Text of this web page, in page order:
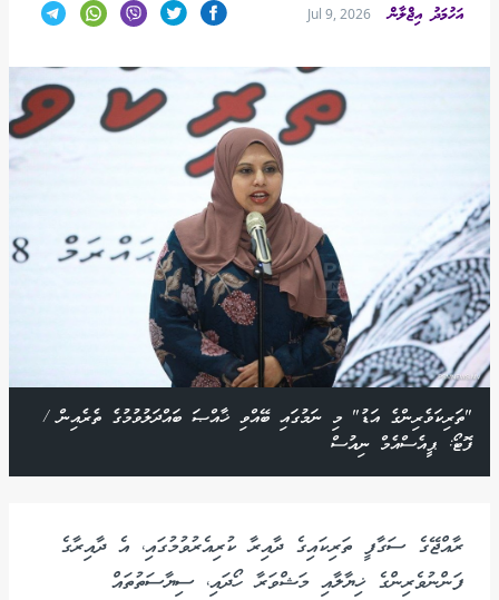
އަހުމަދު އިޖްލާން Jul 9, 2026
"ތަރިކަވެރިންގެ އަޑު" މި ނަމުގައި ބޭއްވި ޚާއްޞަ ބައްދަލުވުމުގެ ތެރެއިން /
ފޮޓޯ: ޕީއެސްއެމް ނިއުސް
ރާއްޖޭގެ ސަގާފީ ތަރިކައިގެ ދާއިރާ ކުރިއެރުވުމުގައި، އެ ދާއިރާގެ
ފަންނުވެރިންގެ ޚިޔާލާއި މަޝްވަރާ ހޯދައި، ސިޔާސަތުތައް